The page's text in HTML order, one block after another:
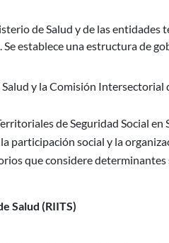
de Salud y de las entidades
establece una estructura de
y la Comisión Intersectorial
de Seguridad Social en
participación social y la
que considere determinantes
Salud (RIITS)